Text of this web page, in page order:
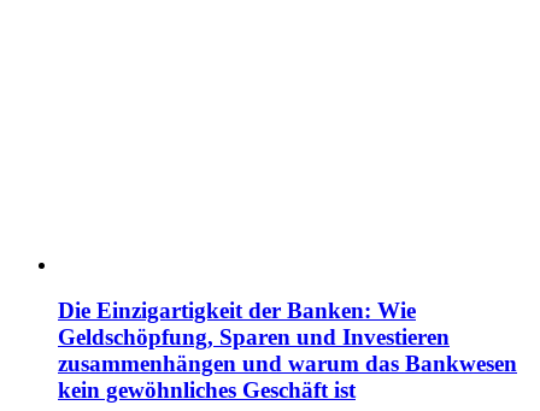
Die Einzigartigkeit der Banken: Wie
Geldschöpfung, Sparen und Investieren
zusammenhängen und warum das Bankwesen
kein gewöhnliches Geschäft ist